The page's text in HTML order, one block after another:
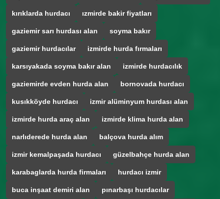
kırıklarda hurdacı ızmirde bakir fiyatları
gaziemir sarı hurdası alan soyma bakır
gaziemir hurdacılar izmirde hurda fırmaları
karsıyakada soyma bakır alan izmirde hurdacılık
gaziemirde evden hurda alan bornovada hurdacı
kusıkköyde hurdacı izmir alüminyum hurdası alan
izmirde hurda araç alan izmirde klima hurda alan
narlıderede hurda alan balçova hurda alım
izmir kemalpaşada hurdacı güzelbahçe hurda alan
karabaglarda hurda firmaları hurdacı izmir
buca inşaat demiri alan pınarbaşı hurdacılar